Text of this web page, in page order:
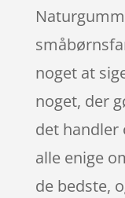
noget at
noget, der
det
alle enige
de bedste,